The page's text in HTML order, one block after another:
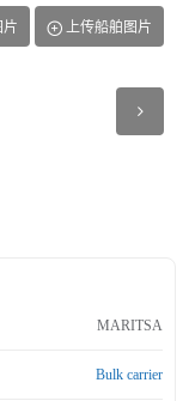
MARITSA
Bulk carrier
片 上传船舶图片